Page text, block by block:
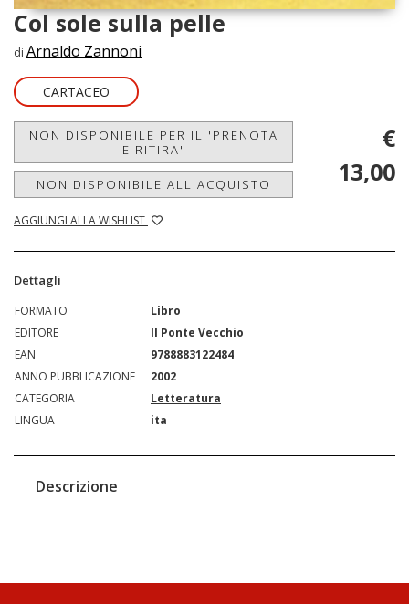
Col sole sulla pelle
di Arnaldo Zannoni
CARTACEO
NON DISPONIBILE PER IL 'PRENOTA
E RITIRA'
NON DISPONIBILE ALL'ACQUISTO
AGGIUNGI ALLA WISHLIST
€
13,00
Dettagli
FORMATO
Libro
EDITORE
Il Ponte Vecchio
EAN
9788883122484
ANNO PUBBLICAZIONE
2002
CATEGORIA
Letteratura
LINGUA
ita
Descrizione